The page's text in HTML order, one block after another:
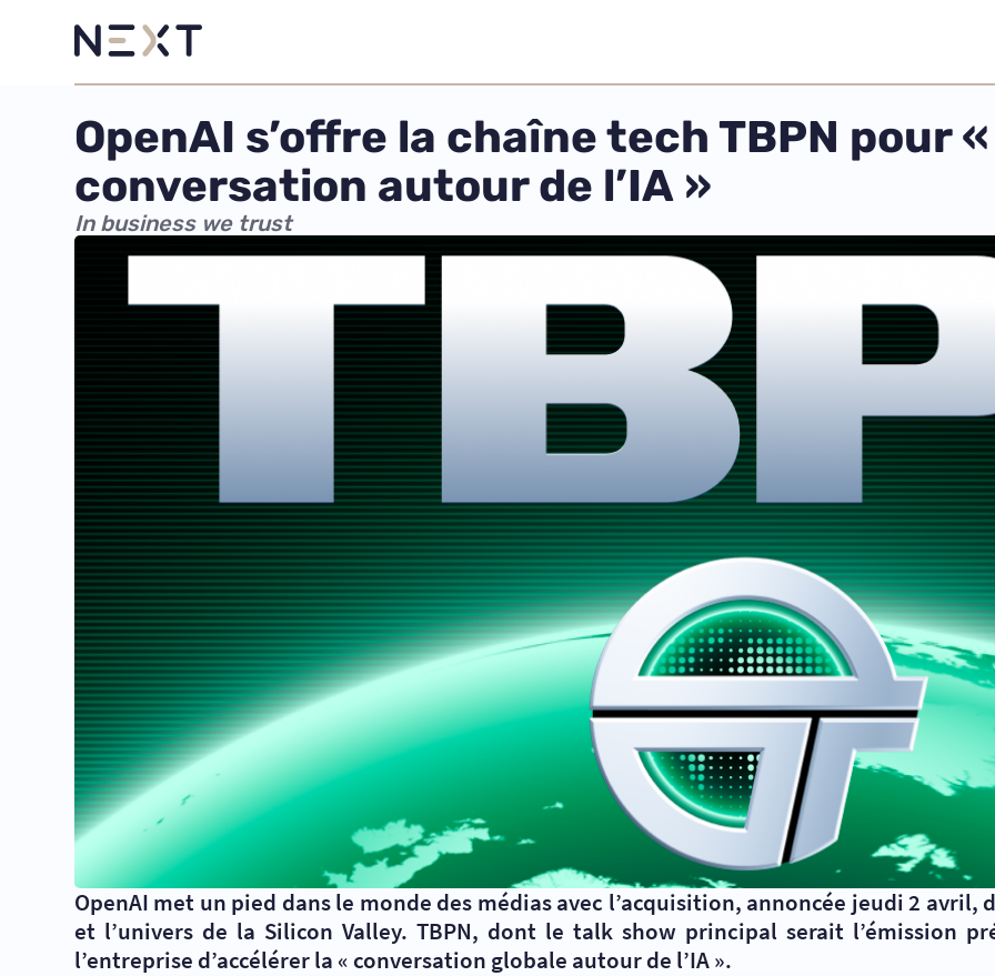
OpenAI s’offre la chaîne tech TBPN pour
conversation autour de l’IA »
In business we trust
OpenAI met un pied dans le monde des médias avec l’acquisition, annoncée jeudi 2 avril,
et l’univers de la Silicon Valley. TBPN, dont le talk show principal serait l’émission
l’entreprise d’accélérer la « conversation globale autour de l’IA».